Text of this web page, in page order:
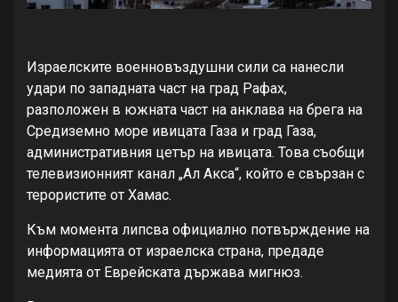
Израелските военновъздушни сили са нанесли
удари по западната част на град Рафах,
разположен в южната част на анклава на брега на
Средиземно море ивицата Газа и град Газа,
административния цетър на ивицата. Това съобщи
телевизионният канал „Ал Акса“, който е свързан с
терористите от Хамас.
Към момента липсва официално потвърждение на
информацията от израелска страна, предаде
медията от Еврейската държава мигнюз.